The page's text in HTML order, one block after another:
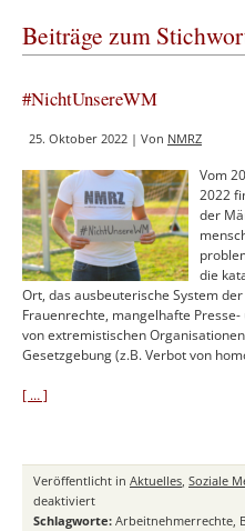
Beiträge zum
#NichtUnsereWM
25. Oktober 2022 | Von NMRZ
Vom
2022
der
die
Ort, das ausbeuterische System
Frauenrechte, mangelhafte
von extremistischen
Gesetzgebung (z.B. Verbot von
[ … ]
Veröffentlicht in Aktuelles, Soziale
deaktiviertfür
#NichtUnsereWM
Schlagworte: Arbeitnehmerrechte,